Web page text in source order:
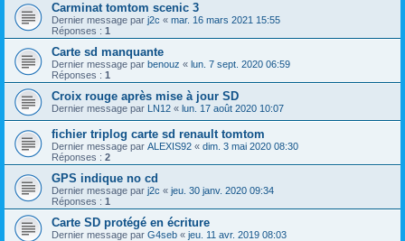
Carminat tomtom scenic 3
Dernier message par j2c « mar. 16 mars 2021 15:55
Réponses : 1
Carte sd manquante
Dernier message par benouz « lun. 7 sept. 2020 06:59
Réponses : 1
Croix rouge après mise à jour SD
Dernier message par LN12 « lun. 17 août 2020 10:07
fichier triplog carte sd renault tomtom
Dernier message par ALEXIS92 « dim. 3 mai 2020 08:30
Réponses : 2
GPS indique no cd
Dernier message par j2c « jeu. 30 janv. 2020 09:34
Réponses : 1
Carte SD protégé en écriture
Dernier message par G4seb « jeu. 11 avr. 2019 08:03